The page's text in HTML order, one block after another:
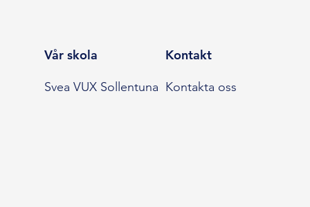
Vår skola
Svea VUX Sollentuna
Kontakt
Kontakta oss